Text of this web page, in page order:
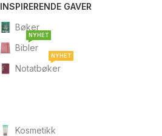
INSPIRERENDE GAVER
Bøker
Bibler
NYHET
Notatbøker
NYHET
Kosmetikk